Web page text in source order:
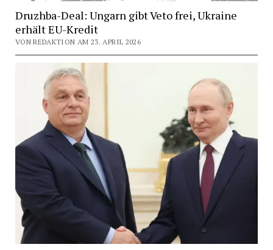
Druzhba-Deal: Ungarn gibt Veto frei, Ukraine
erhält EU-Kredit
VON REDAKTION AM 23. APRIL 2026